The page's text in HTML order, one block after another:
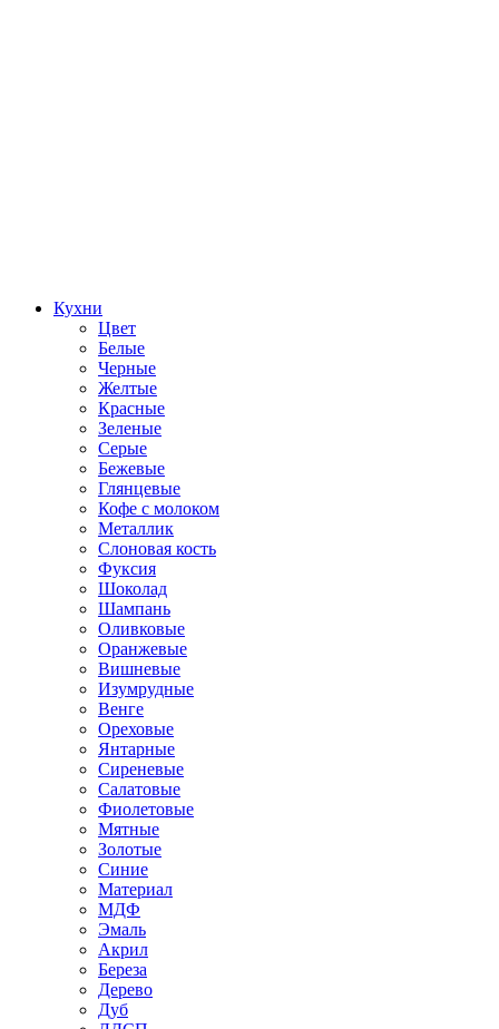
Кухни
Цвет
Белые
Черные
Желтые
Красные
Зеленые
Серые
Бежевые
Глянцевые
Кофе с молоком
Металлик
Слоновая кость
Фуксия
Шоколад
Шампань
Оливковые
Оранжевые
Вишневые
Изумрудные
Венге
Ореховые
Янтарные
Сиреневые
Салатовые
Фиолетовые
Мятные
Золотые
Синие
Материал
МДФ
Эмаль
Акрил
Береза
Дерево
Дуб